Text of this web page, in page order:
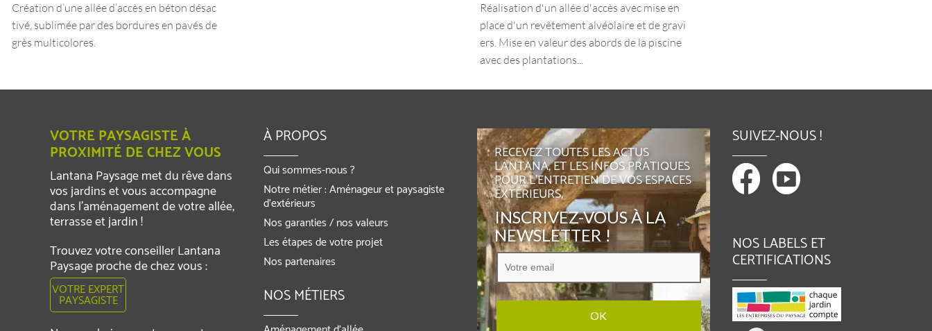
Création d’une allée d’accès en béton désac
tivé, sublimée par des bordures en pavés de
grès multicolores.
Réalisation d'un allée d'accès avec mise en
place d'un revêtement alvéolaire et de gravi
ers. Mise en valeur des abords de la piscine
avec des plantations...
VOTRE PAYSAGISTE À
PROXIMITÉ DE CHEZ VOUS
Lantana Paysage met du rêve dans
vos jardins et vous accompagne
dans l’aménagement de votre allée,
terrasse et jardin !
Trouvez votre conseiller Lantana
Paysage proche de chez vous :
VOTRE EXPERT
PAYSAGISTE
À PROPOS
Qui sommes-nous ?
Notre métier : Aménageur et paysagiste
d’extérieurs
Nos garanties / nos valeurs
Les étapes de votre projet
Nos partenaires
NOS MÉTIERS
RECEVEZ TOUTES LES ACTUS
LANTANA, ET LES INFOS PRATIQUES
POUR L'ENTRETIEN DE VOS ESPACES
EXTÉRIEURS,
INSCRIVEZ-VOUS À LA
NEWSLETTER !
SUIVEZ-NOUS !
NOS LABELS ET
CERTIFICATIONS